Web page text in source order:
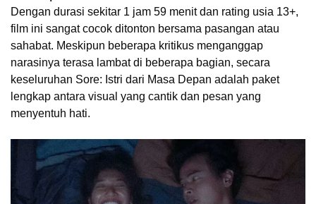
Dengan durasi sekitar 1 jam 59 menit dan rating usia 13+,
film ini sangat cocok ditonton bersama pasangan atau
sahabat. Meskipun beberapa kritikus menganggap
narasinya terasa lambat di beberapa bagian, secara
keseluruhan Sore: Istri dari Masa Depan adalah paket
lengkap antara visual yang cantik dan pesan yang
menyentuh hati.